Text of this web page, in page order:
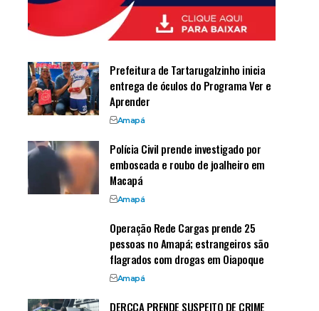
Prefeitura de Tartarugalzinho inicia
entrega de óculos do Programa Ver e
Aprender
Amapá
Polícia Civil prende investigado por
emboscada e roubo de joalheiro em
Macapá
Amapá
Operação Rede Cargas prende 25
pessoas no Amapá; estrangeiros são
flagrados com drogas em Oiapoque
Amapá
DERCCA PRENDE SUSPEITO DE CRIME